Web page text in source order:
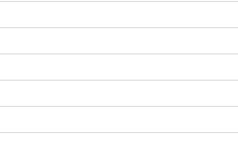
Management Platform